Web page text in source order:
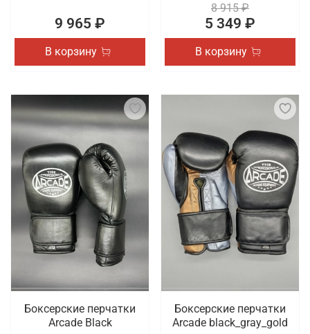
9 965 ₽
В корзину
8 915 ₽
5 349 ₽
В корзину
Боксерские перчатки
Arcade Black
Боксерские перчатки
Arcade black_gray_gold